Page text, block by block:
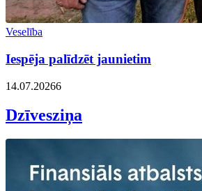
Veselība
Iespēja palīdzēt jaunietim
14.07.20266
Dzīvesziņa